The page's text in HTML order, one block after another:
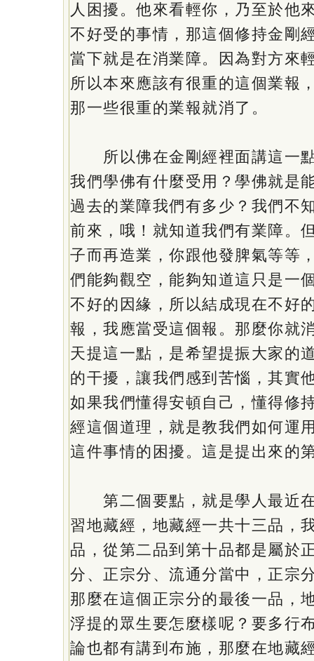
人困擾。他來看輕你，乃至於他
不好受的事情，那這個修持金剛
當下就是在消業障。因為對方來
所以本來應該有很重的這個業報
那一些很重的業報就消了。
所以佛在金剛經裡面講這一
我們學佛有什麼受用？學佛就是
過去的業障我們有多少？我們不
前來，哦！就知道我們有業障。
子而再造業，你跟他發脾氣等等
們能夠觀空，能夠知道這只是一
不好的因緣，所以結成現在不好
報，我應當受這個報。那麼你就
天提這一點，是希望提振大家的
的干擾，讓我們感到苦惱，其實
如果我們懂得安頓自己，懂得修
經這個道理，就是教我們如何運
這件事情的困擾。這是提出來的
第二個要點，就是學人最近
習地藏經，地藏經一共十三品，
品，從第二品到第十品都是屬於
分、正宗分、流通分當中，正宗
那麼在這個正宗分的最後一品，
浮提的眾生要怎麼樣呢？要多行
論也都有講到布施，那麼在地藏